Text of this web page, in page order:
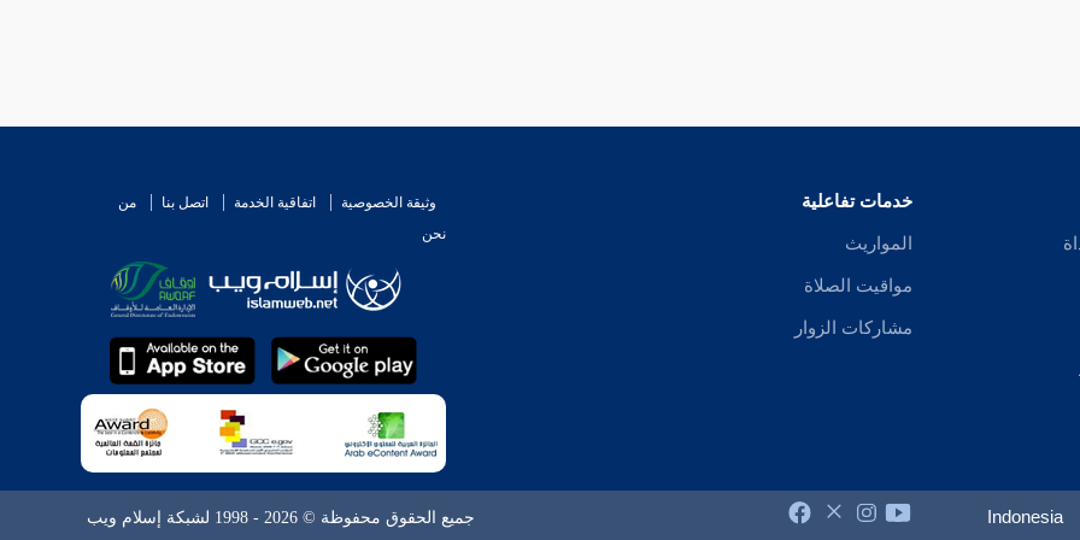
خدمات تفاعلية
المواريث
مواقيت الصلاة
مشاركات الزوار
وثيقة الخصوصية اتفاقية الخدمة اتصل بنا
من
نحن
Indonesia جميع الحقوق محفوظة © 2026 - 1998 لشبكة إسلام ويب